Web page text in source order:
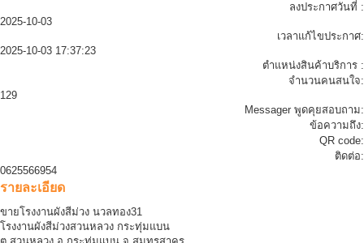
ลงประกาศวันที่ :
2025-10-03
เวลาแก้ไขประกาศ:
2025-10-03 17:37:23
ตำแหน่งสินค้าบริการ :
จำนวนคนสนใจ:
129
Messager พูดคุยสอบถาม:
ข้อความถึง:
QR code:
ติดต่อ:
0625566954
รายละเอียด
ขายโรงงานผังสีม่วง นวลทอง31
โรงงานผังสีม่วงสวนหลวง กระทุ่มแบน